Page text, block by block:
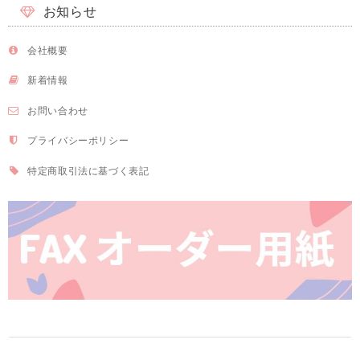
お知らせ
会社概要
新着情報
お問い合わせ
プライバシーポリシー
特定商取引法に基づく表記